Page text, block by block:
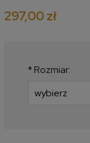
297,00 zł
* Rozmiar: